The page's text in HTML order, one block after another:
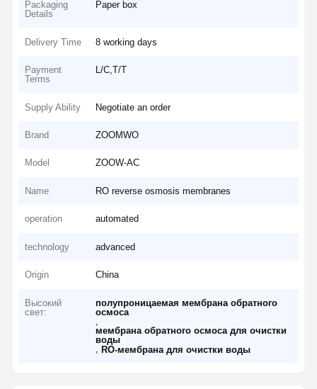
Packaging
Details
Paper box
Delivery Time 8 working days
Payment
Terms
L/C,T/T
Supply Ability Negotiate an order
Brand ZOOMWO
Model ZOOW-AC
Name RO reverse osmosis membranes
operation automated
technology advanced
Origin China
Высокий
свет:
полупроницаемая мембрана обратного
осмоса
мембрана обратного осмоса для очистки
воды
,RO-мембрана для очистки воды